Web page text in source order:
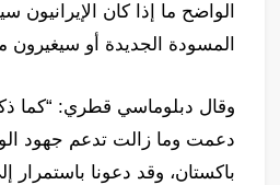
الواضح ما إذا كان الإيرانيون
المسودة الجديدة أو
وقال دبلوماسي قطري: “كما
دعمت وما زالت تدعم جهود
باكستان، وقد دعونا